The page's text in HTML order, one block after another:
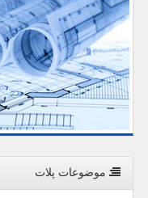
موضوعات پلات